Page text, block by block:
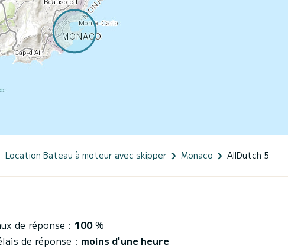
Location Bateau à moteur avec skipper Monaco AllDutch 5
de réponse : 100%
de réponse : moins d'une heure